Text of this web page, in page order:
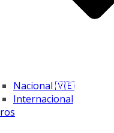
Nacional 🇻🇪
Internacional